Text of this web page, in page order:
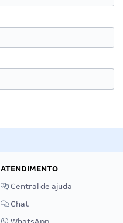
ATENDIMENTO
Central de ajuda
Chat